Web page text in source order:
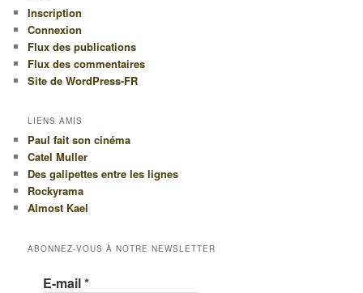
Inscription
Connexion
Flux des publications
Flux des commentaires
Site de WordPress-FR
LIENS AMIS
Paul fait son cinéma
Catel Muller
Des galipettes entre les lignes
Rockyrama
Almost Kael
ABONNEZ-VOUS À NOTRE NEWSLETTER
E-mail*